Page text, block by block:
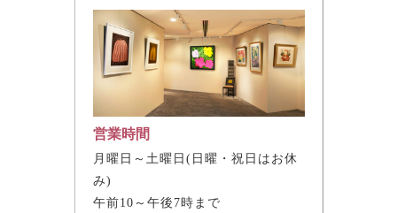
営業時間
月曜日～土曜日(日曜・祝日はお休
み)
午前10～午後7時まで